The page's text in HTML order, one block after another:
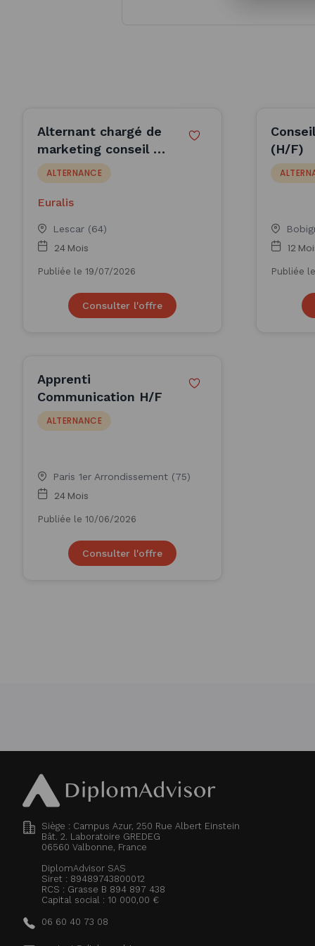
Alternant chargé de
marketing conseil et
productions
végétales (H/F)
ALTERNANCE
Euralis
Lescar (64)
24 Mois
Publiée le 19/07/2026
Consulter l'offre
(H/F)
12
Publiée
Apprenti
Communication H/F
ALTERNANCE
Paris 1er Arrondissement (75)
24 Mois
Publiée le 10/06/2026
Consulter l'offre
Siège : Campus Azur, 250 Rue Albert Einstein
Bât. 2. Laboratoire GREDEG
06560 Valbonne, France
DiplomAdvisor SAS
Siret : 89489743800012
RCS : Grasse B 894 897 438
Capital social : 10 000,00 €
06 60 40 73 08